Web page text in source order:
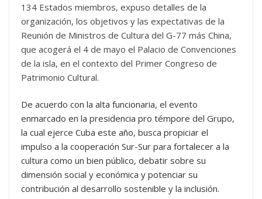
134 Estados miembros, expuso detalles de la
organización, los objetivos y las expectativas de la
Reunión de Ministros de Cultura del G-77 más China,
que acogerá el 4 de mayo el Palacio de Convenciones
de la isla, en el contexto del Primer Congreso de
Patrimonio Cultural.
De acuerdo con la alta funcionaria, el evento
enmarcado en la presidencia pro témpore del Grupo,
la cual ejerce Cuba este año, busca propiciar el
impulso a la cooperación Sur-Sur para fortalecer a la
cultura como un bien público, debatir sobre su
dimensión social y económica y potenciar su
contribución al desarrollo sostenible y la inclusión.